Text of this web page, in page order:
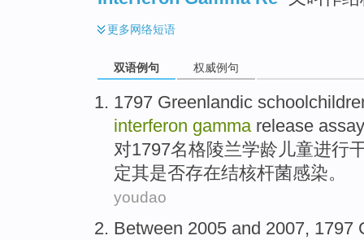
更多网络短语
双语例句 权威例句
1797 Greenlandic
interferon gamma release assay
对1797名格陵兰学龄 儿童进行
定其是否存在结核杆菌感染。
youdao
Between 2005 and 2007, 1797